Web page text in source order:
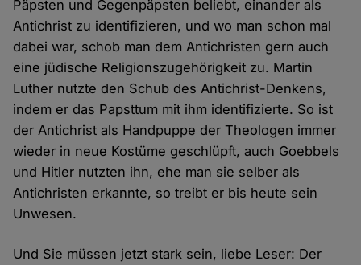
Päpsten und Gegenpäpsten beliebt, einander als
Antichrist zu identifizieren, und wo man schon mal
dabei war, schob man dem Antichristen gern auch
eine jüdische Religionszugehörigkeit zu. Martin
Luther nutzte den Schub des Antichrist-Denkens,
indem er das Papsttum mit ihm identifizierte. So ist
der Antichrist als Handpuppe der Theologen immer
wieder in neue Kostüme geschlüpft, auch Goebbels
und Hitler nutzten ihn, ehe man sie selber als
Antichristen erkannte, so treibt er bis heute sein
Unwesen.
Und Sie müssen jetzt stark sein, liebe Leser: Der